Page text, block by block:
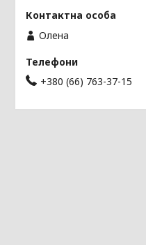
Олена
+380 (66) 763-37-15